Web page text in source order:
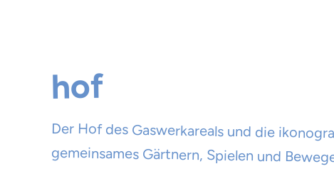
hof
Der Hof des Gaswerkareals und die
gemeinsames Gärtnern, Spielen und